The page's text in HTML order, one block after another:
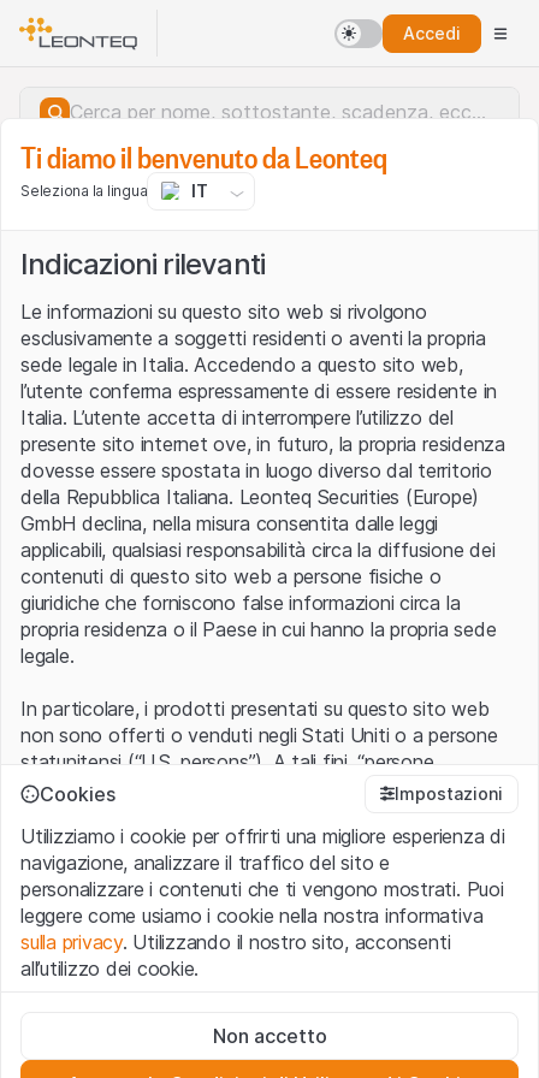
Accedi
Errore del server.
Ti diamo il benvenuto da Leonteq
Seleziona la lingua IT
Indicazioni rilevanti
Le informazioni su questo sito web si rivolgono
esclusivamente a soggetti residenti o aventi la propria
sede legale in Italia. Accedendo a questo sito web,
l’utente conferma espressamente di essere residente in
Italia. L’utente accetta di interrompere l’utilizzo del
presente sito internet ove, in futuro, la propria residenza
dovesse essere spostata in luogo diverso dal territorio
della Repubblica Italiana. Leonteq Securities (Europe)
GmbH declina, nella misura consentita dalle leggi
applicabili, qualsiasi responsabilità circa la diffusione dei
contenuti di questo sito web a persone fisiche o
giuridiche che forniscono false informazioni circa la
propria residenza o il Paese in cui hanno la propria sede
legale.
In particolare, i prodotti presentati su questo sito web
non sono offerti o venduti negli Stati Uniti o a persone
statunitensi (“U.S. persons”). A tali fini, “persone
statunitensi” vanno intese nel significato ad esse ascritto
1933 che include le persone residenti negli Stati Uniti
d’America, le società per azioni e le altre forme societarie
americane.
Condizioni di utilizzo e informazioni legali
Con l’accesso al sito web (di seguito, il “Sito”) si dichiara
avvertenze importanti e le condizioni di utilizzo ivi rese
Cookies Impostazioni
Utilizziamo i cookie per offrirti una migliore esperienza di
navigazione, analizzare il traffico del sito e
personalizzare i contenuti che ti vengono mostrati. Puoi
leggere come usiamo i cookie nella nostra informativa
sulla privacy. Utilizzando il nostro sito, acconsenti
all’utilizzo dei cookie.
Questi cookie sono necessari per il funzionamento del sito
web e non possono essere disattivati.
Non accetto